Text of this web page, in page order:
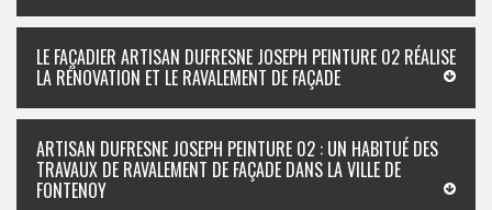
LE FAÇADIER ARTISAN DUFRESNE JOSEPH PEINTURE 02 RÉALISE
LA RÉNOVATION ET LE RAVALEMENT DE FAÇADE
ARTISAN DUFRESNE JOSEPH PEINTURE 02 : UN HABITUÉ DES
TRAVAUX DE RAVALEMENT DE FAÇADE DANS LA VILLE DE
FONTENOY